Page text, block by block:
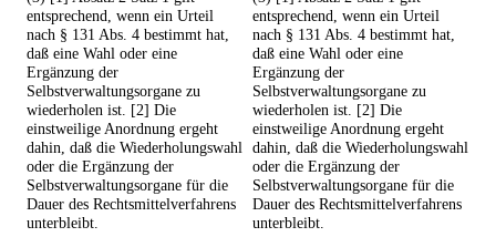
entsprechend, wenn ein Urteil
nach § 131 Abs. 4 bestimmt hat,
daß eine Wahl oder eine
Ergänzung der
Selbstverwaltungsorgane zu
wiederholen ist. [2] Die
einstweilige Anordnung ergeht
dahin, daß die Wiederholungswahl
oder die Ergänzung der
Selbstverwaltungsorgane für die
Dauer des Rechtsmittelverfahrens
unterbleibt.
entsprechend, wenn ein Urteil
nach § 131 Abs. 4 bestimmt hat,
daß eine Wahl oder eine
Ergänzung der
Selbstverwaltungsorgane zu
wiederholen ist. [2] Die
einstweilige Anordnung ergeht
dahin, daß die Wiederholungswahl
oder die Ergänzung der
Selbstverwaltungsorgane für die
Dauer des Rechtsmittelverfahrens
unterbleibt.